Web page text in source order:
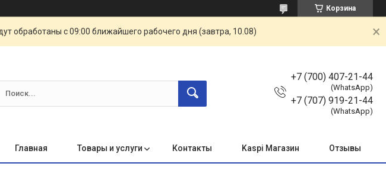
Корзина
обработаны с 09:00 ближайшего рабочего дня (завтра, 10.08)
+7 (700) 407-21-44
(WhatsApp)
+7 (707) 919-21-44
(WhatsApp)
Главная Товары и услуги Контакты Kaspi Магазин Отзывы